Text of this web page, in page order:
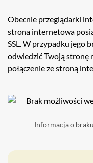
Obecnie przeglądarki
strona internetowa
SSL. W przypadku jego
odwiedzić Twoją stronę
połączenie ze stroną
Informacja o